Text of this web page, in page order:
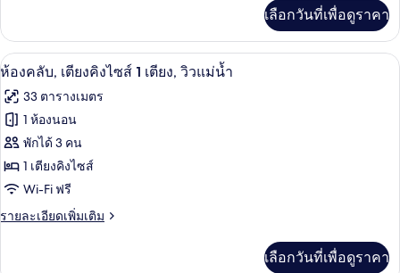
ล
สวีท,
เตียง
คิง
ไซส์
1
เตียง,
เกี่ยว
กับ
ห้อง
ซิ
เดน
ล
สวี
ท,
เตียง
คิง
เลือกวันที่เพื่อดูราคา
เปิด
ภาพถ่าย
ทั้งหมด
ของ
ห้อง
คลับ,
เตียง
ห้องคลับ, เตียงคิงไซส์ 1 เตียง, วิวแม่
4
ห้องคลับ, เตียงคิงไซส์ 1 เตียง, วิวแม่น้ำ
33 ตารางเมตร
1 ห้องนอน
พักได้ 3 คน
1 เตียงคิงไซส์
Wi-Fi ฟรี
รายละเอียดเพิ่มเติม
ราย
เลือกวันที่เพื่อดูราคา